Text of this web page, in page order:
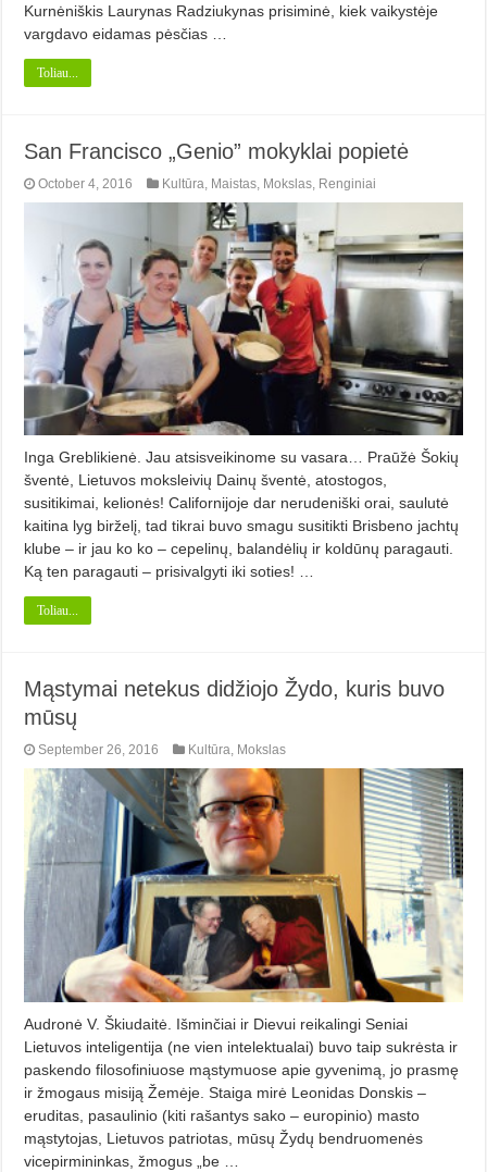
Kurnėniškis Laurynas Radziukynas prisiminė, kiek vaikystėje
vargdavo eidamas pėsčias …
Toliau...
San Francisco „Genio” mokyklai popietė
October 4, 2016 Kultūra Maistas Mokslas Renginiai
Inga Greblikienė. Jau atsisveikinome su vasara… Praūžė Šokių
šventė, Lietuvos moksleivių Dainų šventė, atostogos,
susitikimai, kelionės! Californijoje dar nerudeniški orai, saulutė
kaitina lyg birželį, tad tikrai buvo smagu susitikti Brisbeno jachtų
klube – ir jau ko ko – cepelinų, balandėlių ir koldūnų paragauti.
Ką ten paragauti – prisivalgyti iki soties! …
Toliau...
Mąstymai netekus didžiojo Žydo, kuris buvo
mūsų
September 26, 2016 Kultūra, Mokslas
Audronė V. Škiudaitė. Išminčiai ir Dievui reikalingi Seniai
Lietuvos inteligentija (ne vien intelektualai) buvo taip sukrėsta ir
paskendo filosofiniuose mąstymuose apie gyvenimą, jo prasmę
ir žmogaus misiją Žemėje. Staiga mirė Leonidas Donskis –
eruditas, pasaulinio (kiti rašantys sako – europinio) masto
mąstytojas, Lietuvos patriotas, mūsų Žydų bendruomenės
vicepirmininkas, žmogus „be …